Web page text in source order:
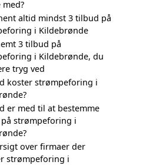
altid mindst 3 tilbud på
i Kildebrønde
3 tilbud på
i Kildebrønde, du
tryg ved
koster strømpeforing i
er med til at bestemme
strømpeforing i
over firmaer der
strømpeforing i